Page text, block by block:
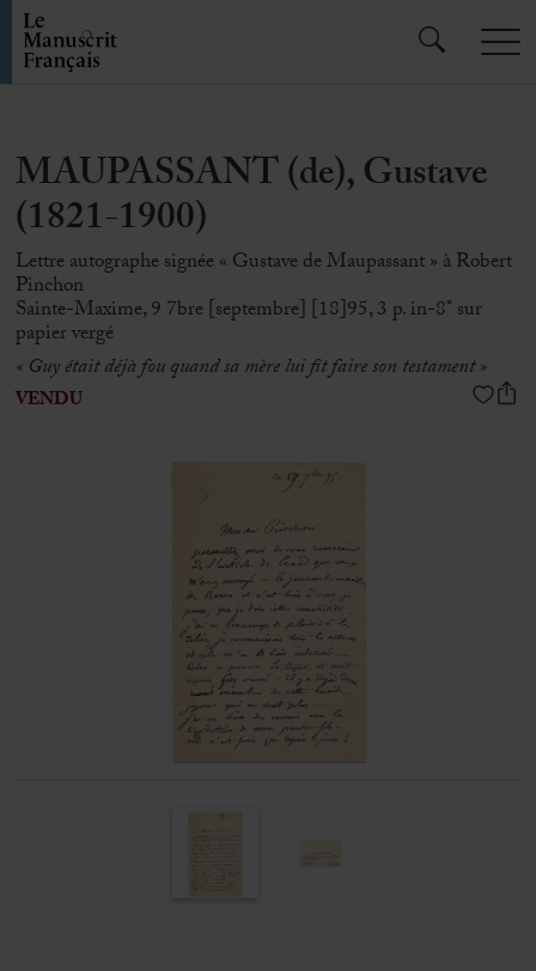
MAUPASSANT (de), Gustave
(1821-1900)
Lettre autographe signée « Gustave de Maupassant » à Robert
Pinchon
Sainte-Maxime, 9 7bre [septembre] [18]95, 3 p. in-8° sur
papier vergé
« Guy était déjà fou quand sa mère lui fit faire son testament »
VENDU